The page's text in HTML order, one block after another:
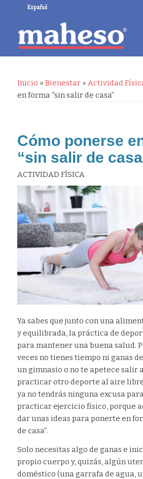
Español
Inicio » Bienestar» Actividad
en forma “sin salir de casa”
Cómo ponerse
“sin salir de
ACTIVIDAD FÍSICA
Ya sabes que junto con una
y equilibrada, la práctica de
para mantener una buena salud.
veces no tienes tiempo ni ganas
un gimnasio o no te apetece salir
practicar otro deporte al aire
ya no tendrás ninguna excusa
practicar ejercicio físico, porque
dar unas ideas para ponerte en
de casa”.
Solo necesitas algo de ganas e
propio cuerpo y, quizás, algún
doméstico (una garrafa de agua,